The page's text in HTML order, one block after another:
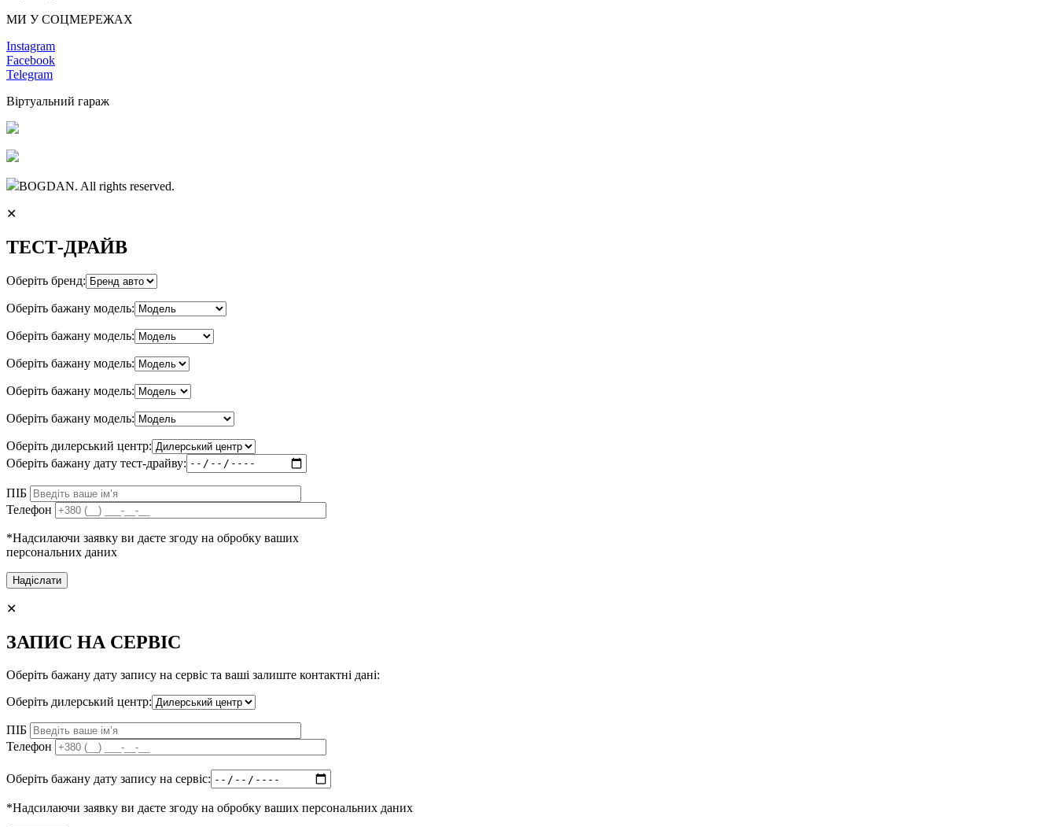
МИ У СОЦМЕРЕЖАХ
Instagram
Facebook
Telegram
Віртуальний гараж
BOGDAN. All rights reserved.
✕
ТЕСТ-ДРАЙВ
Оберіть бренд:
Оберіть бажану модель:
Оберіть бажану модель:
Оберіть бажану модель:
Оберіть бажану модель:
Оберіть бажану модель:
Оберіть дилерський центр:
Оберіть бажану дату тест-драйву:
ПІБ
Телефон
*Надсилаючи заявку ви даєте згоду на обробку ваших
персональних даних
✕
ЗАПИС НА СЕРВІС
Оберіть бажану дату запису на сервіс та ваші залиште контактні дані:
Оберіть дилерський центр:
ПІБ
Телефон
Оберіть бажану дату запису на сервіс:
*Надсилаючи заявку ви даєте згоду на обробку ваших персональних даних